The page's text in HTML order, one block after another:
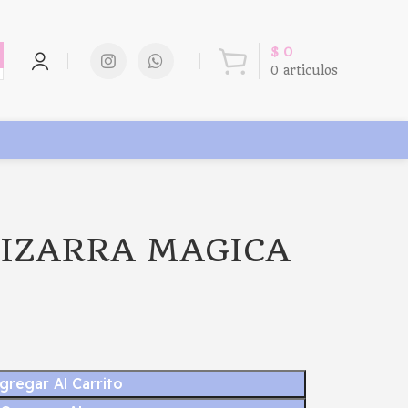
0 articulos
$ 0
MAGICA
Al Carrito